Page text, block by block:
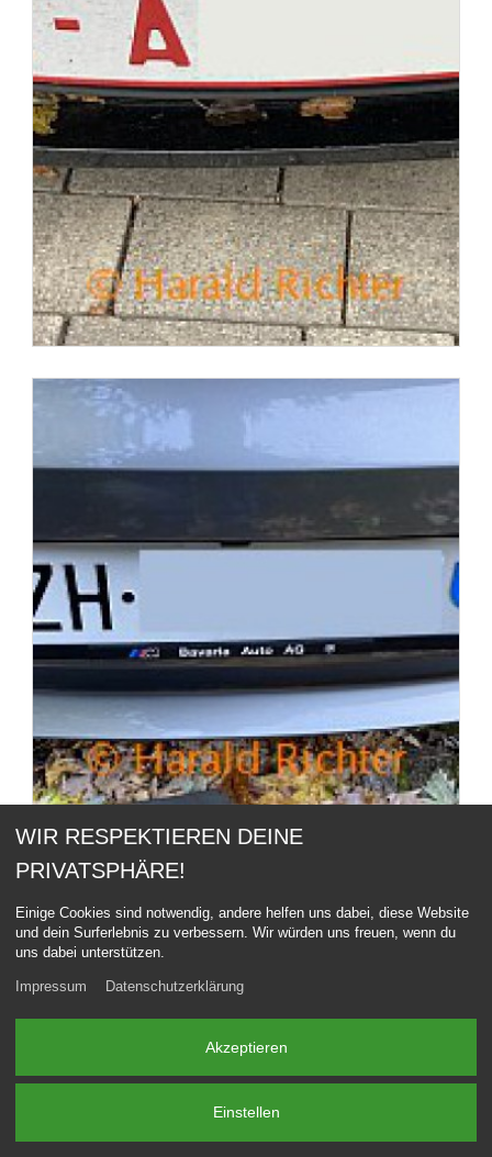
WIR RESPEKTIEREN DEINE
PRIVATSPHÄRE!
Einige Cookies sind notwendig, andere helfen uns dabei, diese Website
und dein Surferlebnis zu verbessern. Wir würden uns freuen, wenn du
uns dabei unterstützen.
Impressum Datenschutzerklärung
Akzeptieren
Einstellen